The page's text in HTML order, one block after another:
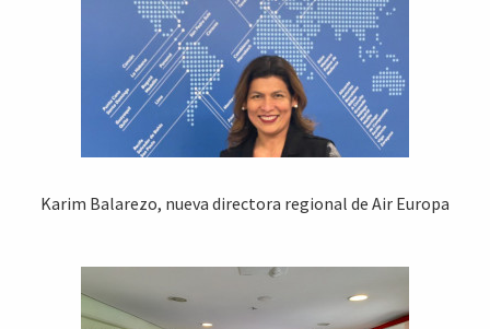
Karim Balarezo, nueva directora regional de Air Europa